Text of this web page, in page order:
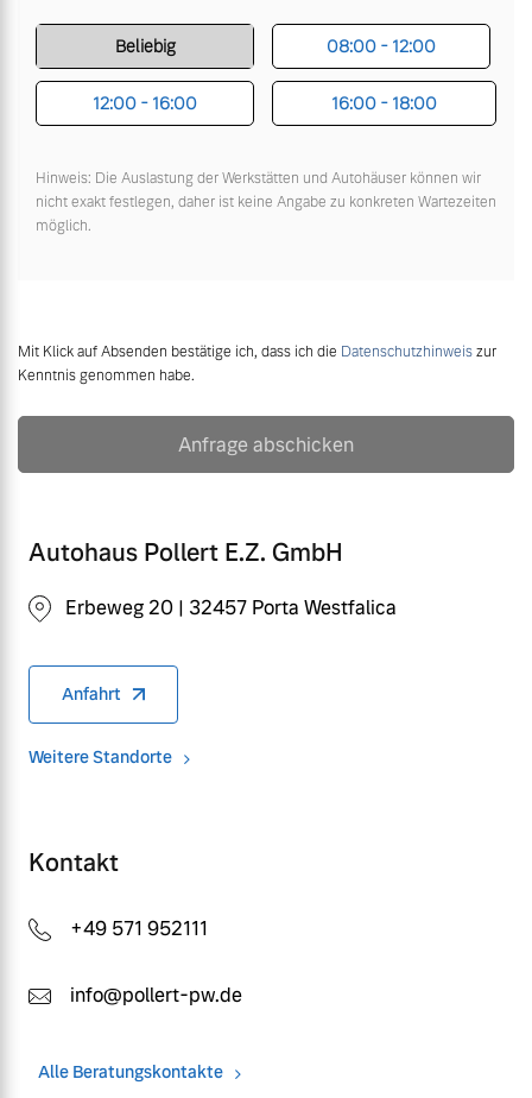
Beliebig 08:00 - 12:00
12:00 - 16:00 16:00 - 18:00
Hinweis: Die Auslastung der Werkstätten und Autohäuser können wir
nicht exakt festlegen, daher ist keine Angabe zu konkreten Wartezeiten
möglich.
Mit Klick auf Absenden bestätige ich, dass ich die Datenschutzhinweiszur
Kenntnis genommen habe.
Anfrage abschicken
Autohaus Pollert E.Z. GmbH
Erbeweg 20 | 32457 Porta Westfalica
Anfahrt
Weitere Standorte
Kontakt
+49 571 952111
info@pollert-pw.de
Alle Beratungskontakte